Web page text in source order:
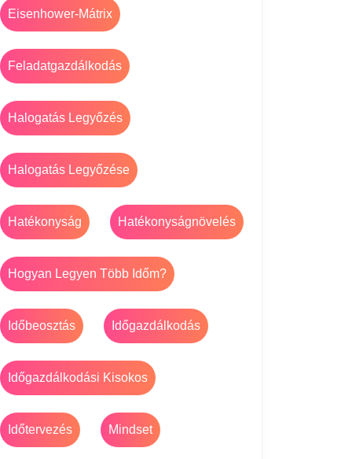
Eisenhower-Mátrix
Feladatgazdálkodás
Halogatás Legyőzés
Halogatás Legyőzése
Hatékonyság Hatékonyságnövelés
Hogyan Legyen Több Időm?
Időbeosztás Időgazdálkodás
Időgazdálkodási Kisokos
Időtervezés Mindset